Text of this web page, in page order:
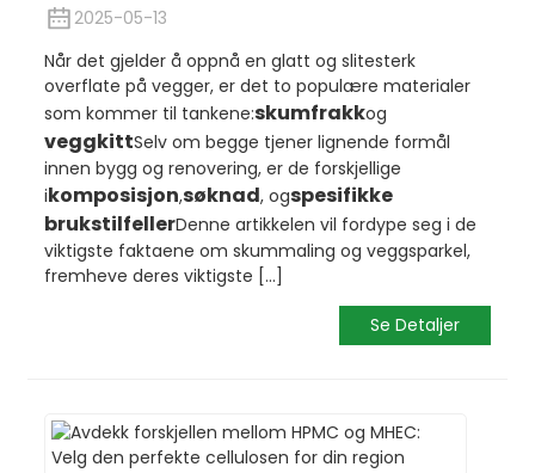
2025-05-13
Når det gjelder å oppnå en glatt og slitesterk
overflate på vegger, er det to populære materialer
som kommer til tankene:skumfrakkog
veggkittSelv om begge tjener lignende formål
innen bygg og renovering, er de forskjellige
ikomposisjon,søknad, ogspesifikke
brukstilfellerDenne artikkelen vil fordype seg i de
viktigste faktaene om skummaling og veggsparkel,
fremheve deres viktigste [...]
Se Detaljer